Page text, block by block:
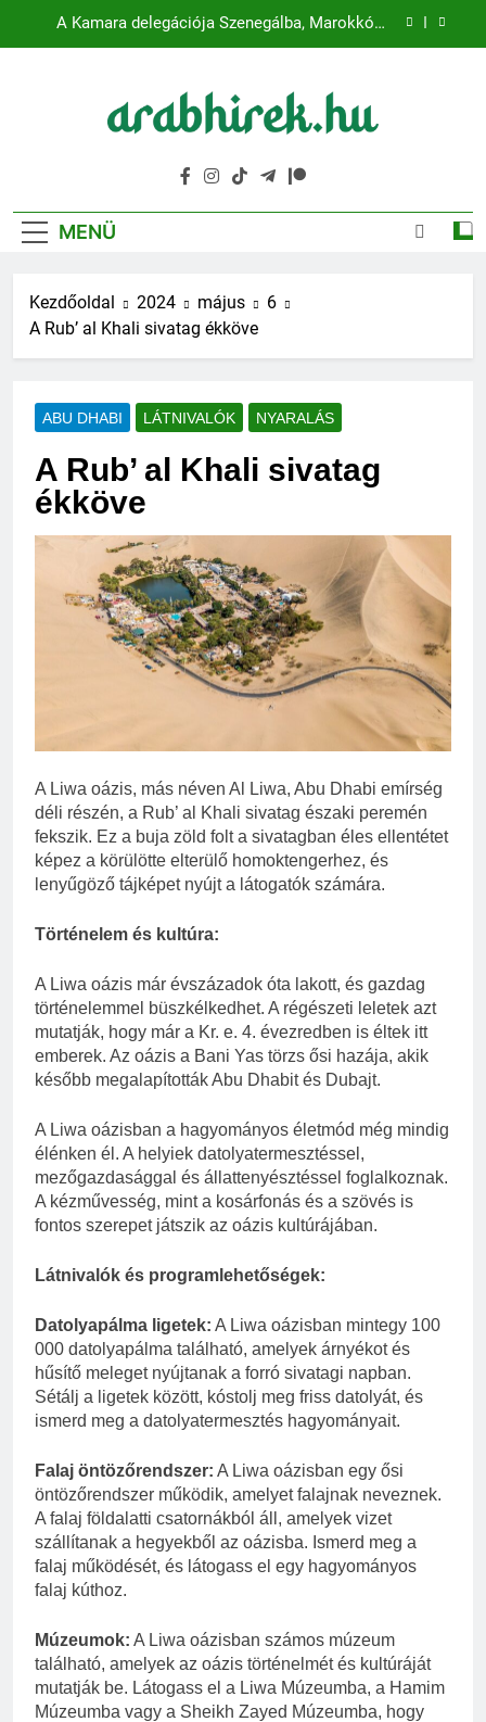
A Kamara delegációja Szenegálba, Marokkóba
Emaar: Dubai ikonikus fejlesztője
Több mint 80 globális vezető beszél az intelligens
gazdaságok jövőjéről
A Kamara delegációja Szenegálba, Marokkóba
Emaar: Dubai ikonikus fejlesztője
ARABHIREK.HU
magyarul!
MENÜ
Kezdőoldal 2024 május
6
A Rub’ al Khali sivatag ékköve
ABU DHABI LÁTNIVALÓK NYARALÁS
A Rub’ al Khali sivatag
ékköve
A Liwa oázis, más néven Al Liwa, Abu Dhabi emírség
déli részén, a Rub’ al Khali sivatag északi peremén
fekszik. Ez a buja zöld folt a sivatagban éles ellentétet
képez a körülötte elterülő homoktengerhez, és
lenyűgöző tájképet nyújt a látogatók számára.
Történelem és kultúra:
A Liwa oázis már évszázadok óta lakott, és gazdag
történelemmel büszkélkedhet. A régészeti leletek azt
mutatják, hogy már a Kr. e. 4. évezredben is éltek itt
emberek. Az oázis a Bani Yas törzs ősi hazája, akik
később megalapították Abu Dhabit és Dubajt.
A Liwa oázisban a hagyományos életmód még mindig
élénken él. A helyiek datolyatermesztéssel,
mezőgazdasággal és állattenyésztéssel foglalkoznak.
A kézművesség, mint a kosárfonás és a szövés is
fontos szerepet játszik az oázis kultúrájában.
Látnivalók és programlehetőségek:
Datolyapálma ligetek: A Liwa oázisban mintegy 100
000 datolyapálma található, amelyek árnyékot és
hűsítő meleget nyújtanak a forró sivatagi napban.
Sétálj a ligetek között, kóstolj meg friss datolyát, és
ismerd meg a datolyatermesztés hagyományait.
Falaj öntözőrendszer: A Liwa oázisban egy ősi
öntözőrendszer működik, amelyet falajnak neveznek.
A falaj földalatti csatornákból áll, amelyek vizet
szállítanak a hegyekből az oázisba. Ismerd meg a
falaj működését, és látogass el egy hagyományos
falaj kúthoz.
Múzeumok: A Liwa oázisban számos múzeum
található, amelyek az oázis történelmét és kultúráját
mutatják be. Látogass el a Liwa Múzeumba, a Hamim
Múzeumba vagy a Sheikh Zayed Múzeumba, hogy